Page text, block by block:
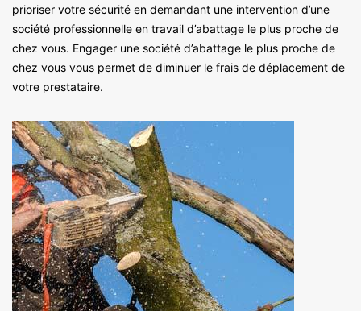
prioriser votre sécurité en demandant une intervention d’une
société professionnelle en travail d’abattage le plus proche de
chez vous. Engager une société d’abattage le plus proche de
chez vous vous permet de diminuer le frais de déplacement de
votre prestataire.